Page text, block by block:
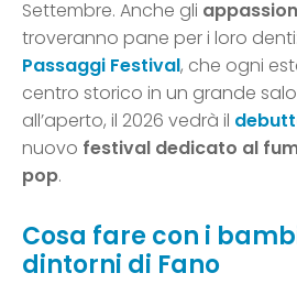
Settembre. Anche gli
troveranno pane per i loro
Passaggi Festival, che ogni
centro storico in un grande
all’aperto, il 2026 vedrà il
nuovo festival dedicato al
pop.
Cosa fare con i
dintorni di Fano